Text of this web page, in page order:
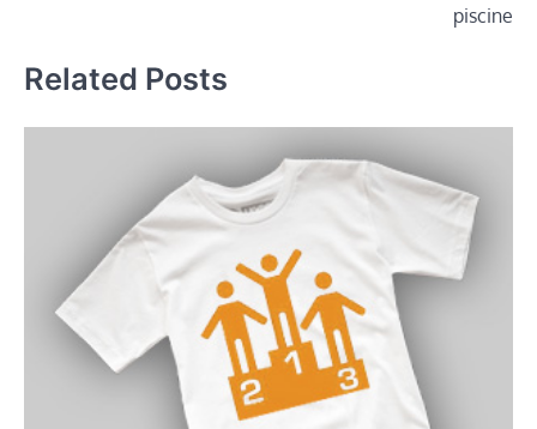
piscine
Related Posts